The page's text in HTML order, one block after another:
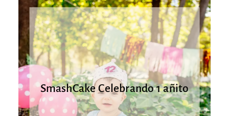
SmashCake Celebrando 1 añito